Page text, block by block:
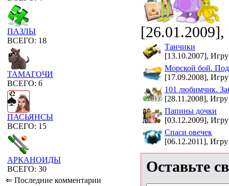
ПАЗЛЫ
ВСЕГО: 18
ТАМАГОЧИ
ВСЕГО: 6
ПАСЬЯНСЫ
ВСЕГО: 15
АРКАНОИДЫ
ВСЕГО: 30
⇐ Последние комментарии
[26.01.2009],
Танчики
[13.10.2007],
Морской бой.
[17.09.2008],
101 любимчик.
[28.11.2008],
Папины дочки
[03.12.2009], Игру
Спаси овечек
[06.12.2011],
Оставьте